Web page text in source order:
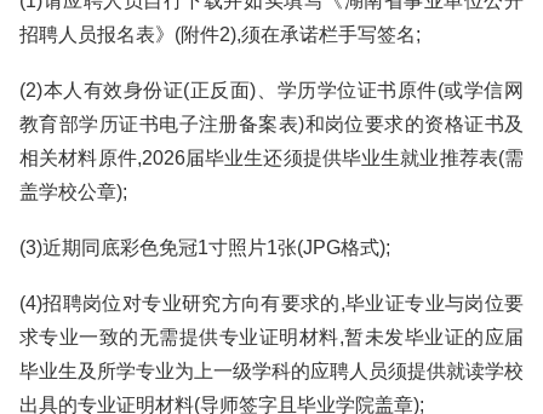
招聘人员报名表》(附件2),须在承诺栏手写签名;
(2)本人有效身份证(正反面)、学历学位证书原件(或学信网
教育部学历证书电子注册备案表)和岗位要求的资格证书及
相关材料原件,2026届毕业生还须提供毕业生就业推荐表(需
盖学校公章);
(3)近期同底彩色免冠1寸照片1张(JPG格式);
(4)招聘岗位对专业研究方向有要求的,毕业证专业与岗位要
求专业一致的无需提供专业证明材料,暂未发毕业证的应届
毕业生及所学专业为上一级学科的应聘人员须提供就读学校
出具的专业证明材料(导师签字且毕业学院盖章);